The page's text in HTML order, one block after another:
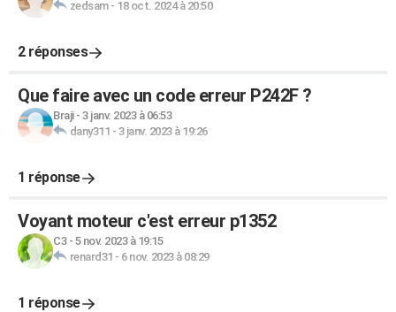
zedsam- 18 oct. 2024 à 20:50
2 réponses
Que faire avec un code erreur P242F ?
Braji- 3 janv. 2023 à 06:53
dany311 - 3 janv. 2023 à 19:26
1 réponse
Voyant moteur c'est erreur p1352
C3- 5 nov. 2023 à 19:15
renard31 - 6 nov. 2023 à 08:29
1 réponse